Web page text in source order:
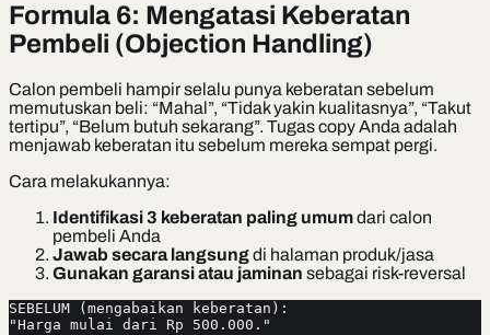
Formula 6: Mengatasi Keberatan
Pembeli (Objection Handling)
Calon pembeli hampir selalu punya keberatan sebelum
memutuskan beli: “Mahal”, “Tidak yakin kualitasnya”, “Takut
tertipu”, “Belum butuh sekarang”. Tugas copy Anda adalah
menjawab keberatan itu sebelum mereka sempat pergi.
Cara melakukannya:
Identifikasi 3 keberatan paling umumdari calon
pembeli Anda
Jawab secara langsungdi halaman produk/jasa
Gunakan garansi atau jaminan sebagai risk-reversal
SEBELUM (mengabaikan keberatan):
"Harga mulai dari Rp 500.000."